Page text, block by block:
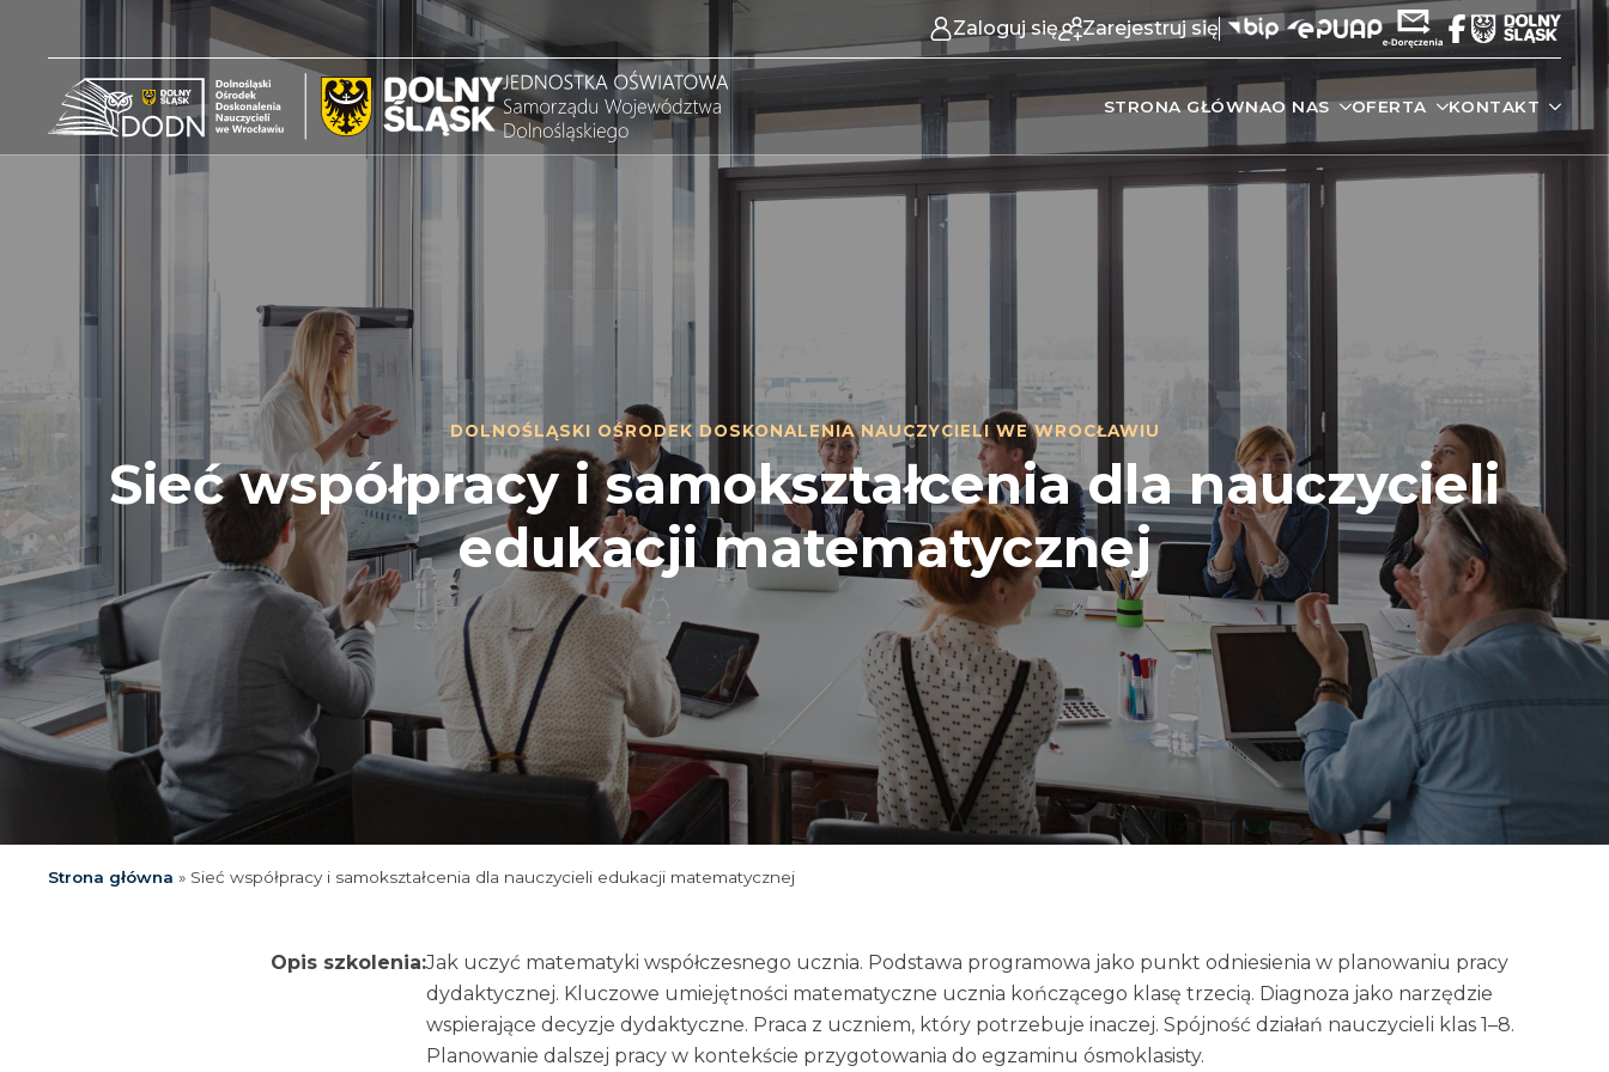
Zaloguj się Zarejestruj się
STRONA GŁÓWNAO NAS OFERTA KONTAKT
DOLNOŚLĄSKI OŚRODEK DOSKONALENIA NAUCZYCIELI WE WROCŁAWIU
Sieć współpracy i samokształcenia dla nauczycieli
edukacji matematycznej
Strona główna » Sieć współpracy i samokształcenia dla nauczycieli edukacji matematycznej
Opis szkolenia:Jak uczyć matematyki współczesnego ucznia. Podstawa programowa jako punkt odniesienia w planowaniu pracy
dydaktycznej. Kluczowe umiejętności matematyczne ucznia kończącego klasę trzecią. Diagnoza jako narzędzie
wspierające decyzje dydaktyczne. Praca z uczniem, który potrzebuje inaczej. Spójność działań nauczycieli klas 1–8.
Planowanie dalszej pracy w kontekście przygotowania do egzaminu ósmoklasisty.